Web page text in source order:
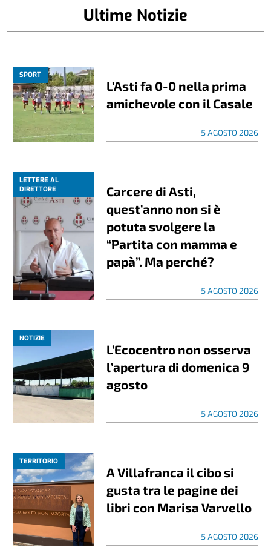
Ultime Notizie
SPORT
L’Asti fa 0-0 nella prima
amichevole con il Casale
5 AGOSTO 2026
LETTERE AL
DIRETTORE
Carcere di Asti,
quest’anno non si è
potuta svolgere la
“Partita con mamma e
papà”. Ma perché?
5 AGOSTO 2026
NOTIZIE
L’Ecocentro non osserva
l’apertura di domenica 9
agosto
5 AGOSTO 2026
TERRITORIO
A Villafranca il cibo si
gusta tra le pagine dei
libri con Marisa Varvello
5 AGOSTO 2026